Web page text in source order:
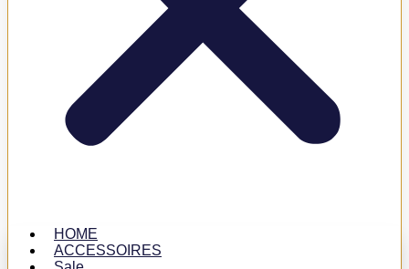
HOME
ACCESSOIRES